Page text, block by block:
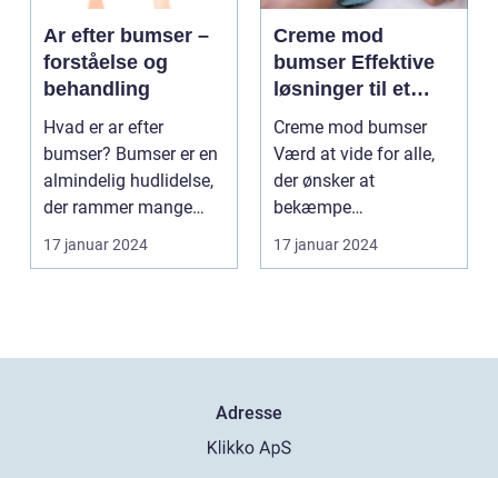
Ar efter bumser –
forståelse og
behandling
Hvad er ar efter
bumser? Bumser er en
almindelig hudlidelse,
der rammer mange
mennesker i deres
tee...
17 januar 2024
Creme mod
bumser Effektive
løsninger til et
glattere og mere
sundt udseende
Creme mod bumser
Værd at vide for alle,
der ønsker at
bekæmpe
hudproblemer
Introduktion til creme...
17 januar 2024
Adresse